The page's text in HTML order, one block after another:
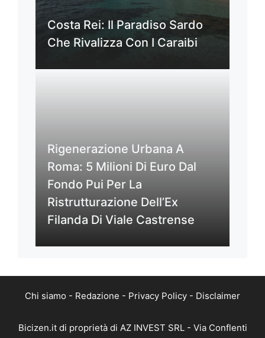
Costa Rei: Il Paradiso Sardo
Che Rivalizza Con I Caraibi
Rigenerazione Urbana A
Roma: 5 Milioni Di Euro Dal
Fondo Pui Per La
Ristrutturazione Dell’Ex
Filanda Di Viale Castrense
Chi siamo - Redazione - Privacy Policy - Disclaimer
Bicizen.it di proprietà di AZ INVEST SRL - Via Conflenti